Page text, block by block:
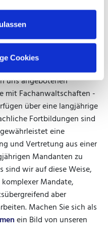
Cookies
nur auf ein Rechtsthema
Mandanten ein
zu
aber oft
uns angebotenen
mit Fachanwaltschaften -
über eine langjährige
Fortbildungen sind
eine
und Vertretung aus einer
Mandanten zu
sind wir auf diese Weise,
Mandate,
aber
Machen Sie sich als
ein Bild von unseren